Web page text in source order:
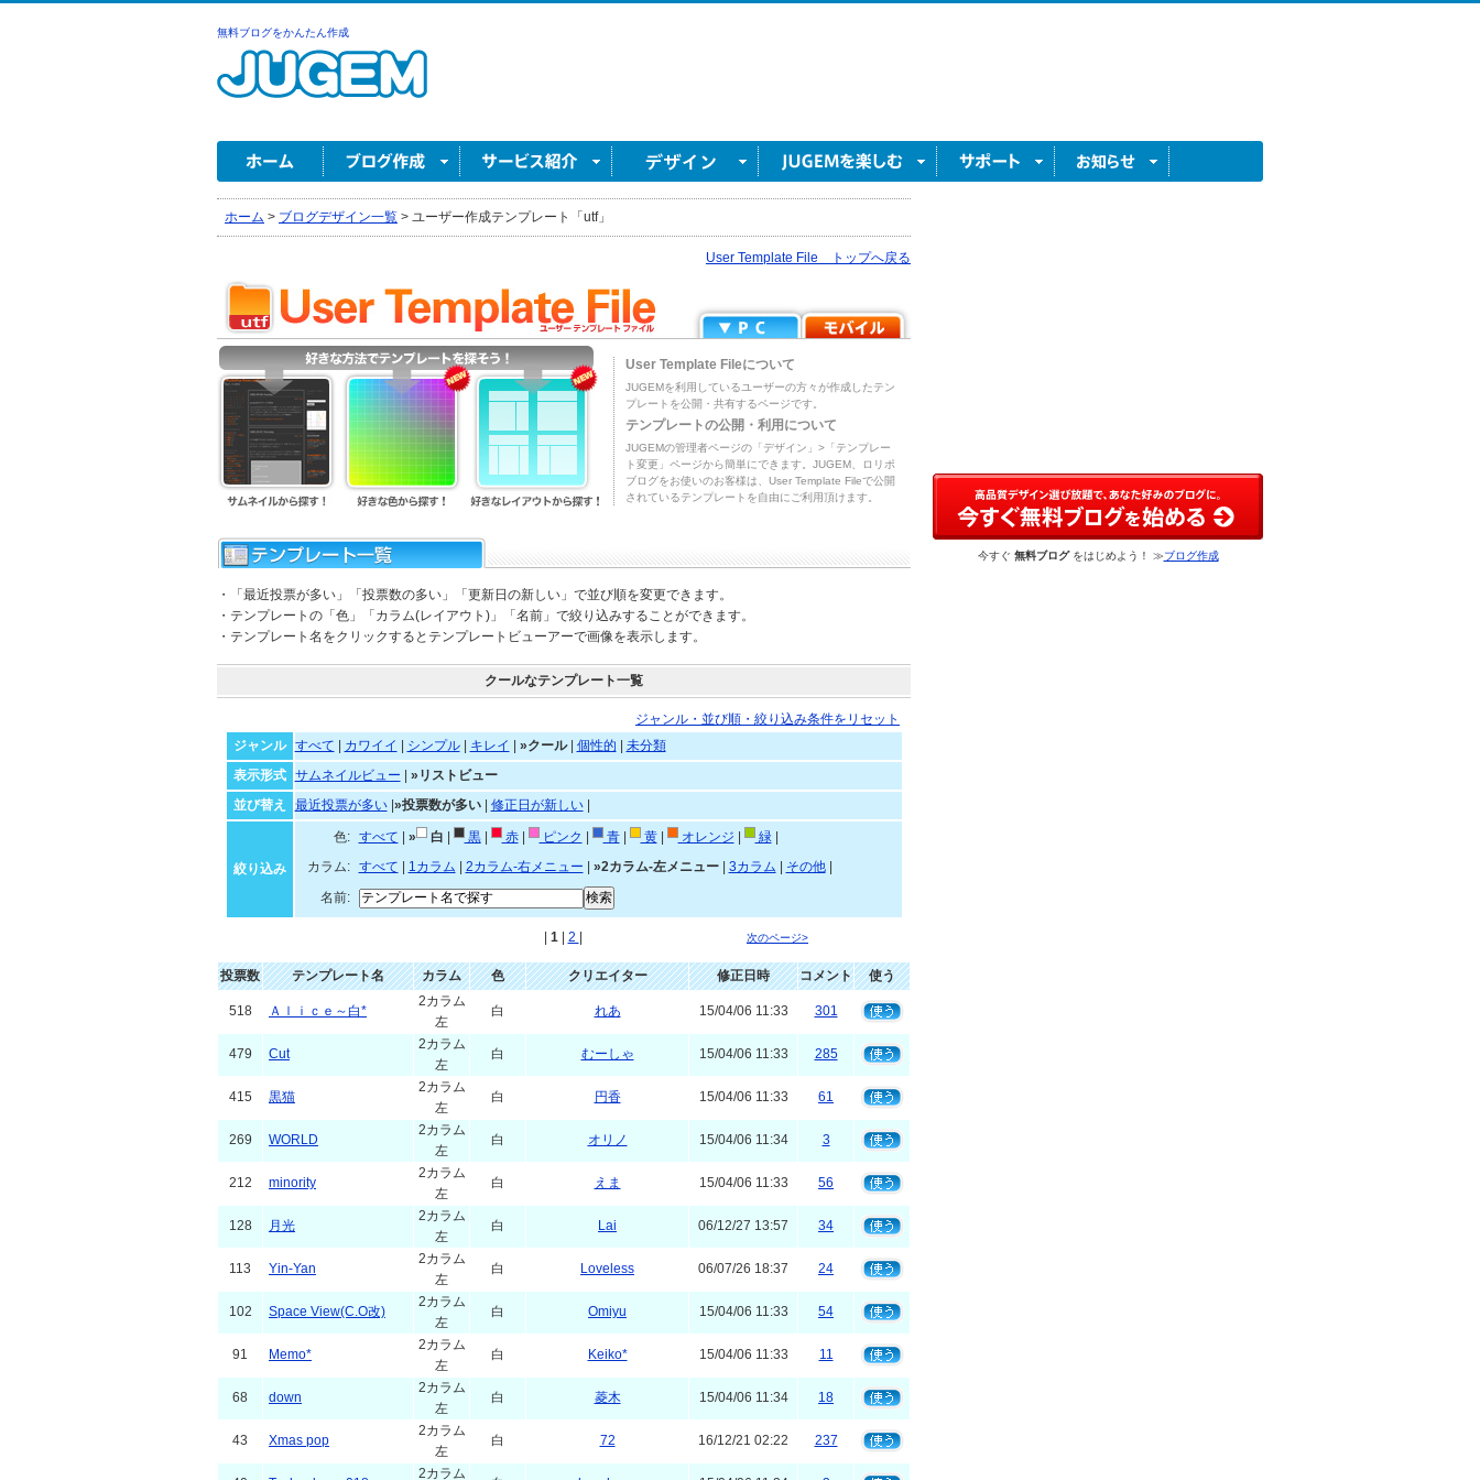
無料ブログをかんたん作成
ホーム > ブログデザイン一覧 > ユーザー作成テンプレート「utf」
User Template File トップへ戻る
User Template Fileについて
JUGEMを利用しているユーザーの方々が作成したテン
プレートを公開・共有するページです。
テンプレートの公開・利用について
JUGEMの管理者ページの「デザイン」>「テンプレー
ト変更」ページから簡単にできます。JUGEM、ロリポ
ブログをお使いのお客様は、User Template Fileで公開
されているテンプレートを自由にご利用頂けます。
・「最近投票が多い」「投票数の多い」「更新日の新しい」で並び順を変更できます。
・テンプレートの「色」「カラム(レイアウト)」「名前」で絞り込みすることができます。
・テンプレート名をクリックするとテンプレートビューアーで画像を表示します。
クールなテンプレート一覧
ジャンル・並び順・絞り込み条件をリセット
ジャンル
すべて カワイイ シンプル| キレイ »クール| 個性的
未分類
表示形式
サムネイルビュー
»リストビュー
並び替え
最近投票が多い| »投票数が多い| 修正日が新しい|
絞り込み
色: すべて » 白 黒| 赤| ピンク 青| 黄| オレンジ 緑|
カラム:
すべて 1カラム 2カラム-右メニュー »2カラム-左メニュー| 3カラム その他|
名前:
1 2 次のページ>
投票数 テンプレート名 カラム 色 クリエイター 修正日時 コメント 使う
518 Ａｌｉｃｅ～白*
2カラム
左
白 れあ 15/04/06 11:33 301
479 Cut
2カラム
左
白 むーしゃ 15/04/06 11:33 285
415 黒猫
2カラム
左
白 円香 15/04/06 11:33 61
269 WORLD
2カラム
左
白 オリノ 15/04/06 11:34 3
212 minority
2カラム
左
白 えま 15/04/06 11:33 56
128 月光
2カラム
左
白 Lai 06/12/27 13:57 34
113 Yin-Yan
2カラム
左
白 Loveless 06/07/26 18:37 24
102 Space View(C.O改)
2カラム
左
白 Omiyu 15/04/06 11:33 54
91 Memo*
2カラム
左
白 Keiko* 15/04/06 11:33 11
68 down
2カラム
左
白 菱木 15/04/06 11:34 18
43 Xmas pop
2カラム
左
白 72 16/12/21 02:22 237
2カラム
今すぐ 無料ブログをはじめよう！ ≫ブログ作成